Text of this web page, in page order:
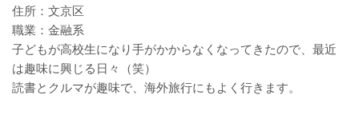
住所：文京区
職業：金融系
子どもが高校生になり手がかからなくなってきたので、最近
は趣味に興じる日々（笑）
読書とクルマが趣味で、海外旅行にもよく行きます。